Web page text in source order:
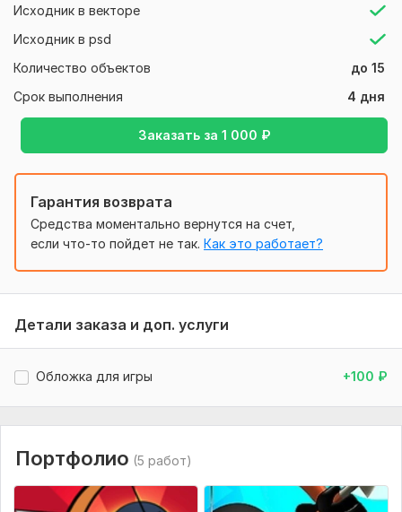
Исходник в векторе
Исходник в psd
Количество объектов
до 15
Срок выполнения
4 дня
Заказать за 1 000 ₽
Гарантия возврата
Средства моментально вернутся на счет,
если что-то пойдет не так. Как это работает?
Детали заказа и доп. услуги
Обложка для игры +100 ₽
Портфолио (5 работ)